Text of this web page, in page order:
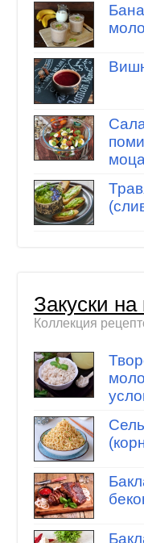
Закуски
Коллекция